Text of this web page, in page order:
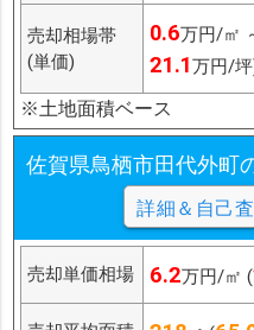
売却相場帯
(単価)
0.6万円/㎡
21.1万円/
※土地面積ベース
佐賀県鳥栖市田代外町
詳細＆自己
売却単価相場 6.2万円/㎡ (